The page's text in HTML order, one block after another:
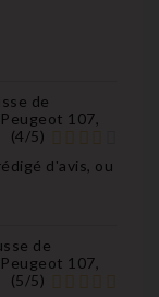
de
107,
(4/5)
d'avis, ou
de
107,
(5/5)